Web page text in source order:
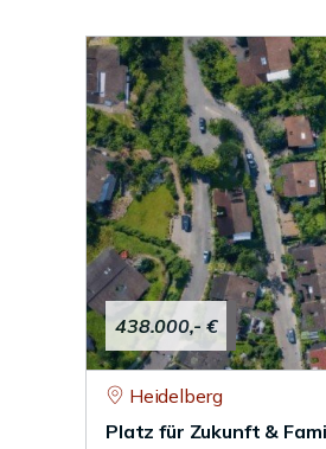
438.000,- €
Heidelberg
Platz für Zukunft &